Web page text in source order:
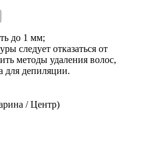
до 1 мм;
следует отказаться от
методы удаления волос,
для депиляции.
/ Центр)